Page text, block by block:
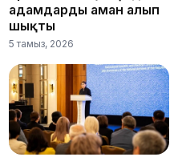
адамдарды аман алып
шықты
5 тамыз, 2026